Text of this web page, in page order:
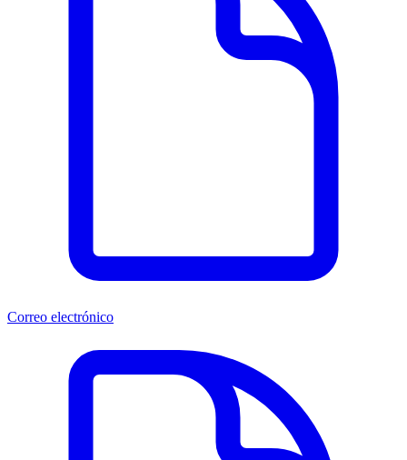
Correo electrónico